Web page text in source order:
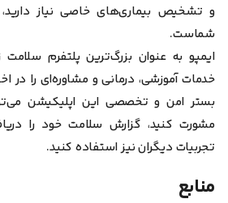
و تشخیص بیماری‌های خاصی نیاز دارید،
شماست.
ایمپو به ‌عنوان بزرگ‌ترین پلتفرم سلامت
خدمات آموزشی، درمانی و مشاوره‌ای را در
بستر امن و تخصصی این اپلیکیشن
مشورت کنید، گزارش سلامت خود را
تجربیات دیگران نیز استفاده کنید.
منابع